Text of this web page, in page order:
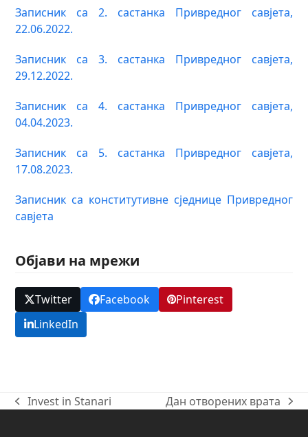
Записник са 2. састанка Привредног савјета,
22.06.2022.
Записник са 3. састанка Привредног савјета,
29.12.2022.
Записник са 4. састанка Привредног савјета,
04.04.2023.
Записник са 5. састанка Привредног савјета,
17.08.2023.
Записник са конститутивне сједнице Привредног
савјета
Објави на мрежи
Twitter Facebook
Pinterest
LinkedIn
previous
Invest in Stanari
next
Дан отворених врата